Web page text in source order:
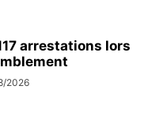
arrestations lors
2026